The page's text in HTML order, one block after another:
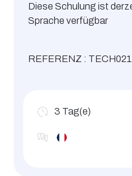
Diese Schulung ist
Sprache verfügbar
REFERENZ : TECH021
3 Tag(e)